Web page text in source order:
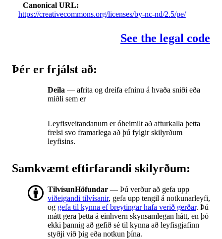
Canonical URL
https://creativecommons.org/licenses/by-nc-nd/2.5/pe/
See the legal code
Þér er frjálst að:
Deila — afrita og dreifa efninu á hvaða sniði eða
miðli sem er
Leyfisveitandanum er óheimilt að afturkalla þetta
frelsi svo framarlega að þú fylgir skilyrðum
leyfisins.
Samkvæmt eftirfarandi skilyrðum:
TilvísunHöfundar — Þú verður að gefa upp
viðeigandi tilvísanir, gefa upp tengil á notkunarleyfi,
og gefa til kynna ef breytingar hafa verið gerðar. Þú
mátt gera þetta á einhvern skynsamlegan hátt, en þó
ekki þannig að gefið sé til kynna að leyfisgjafinn
styðji við þig eða notkun þína.